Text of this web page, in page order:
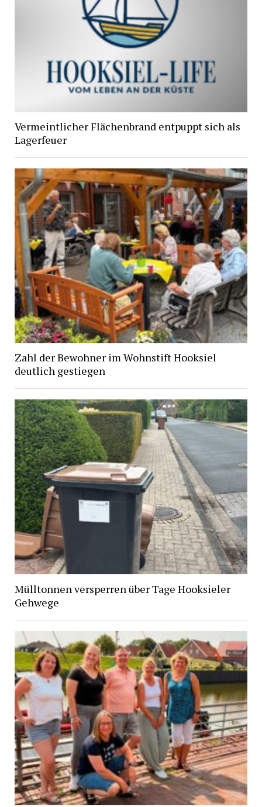
Vermeintlicher Flächenbrand entpuppt sich als
Lagerfeuer
Zahl der Bewohner im Wohnstift Hooksiel
deutlich gestiegen
Mülltonnen versperren über Tage Hooksieler
Gehwege